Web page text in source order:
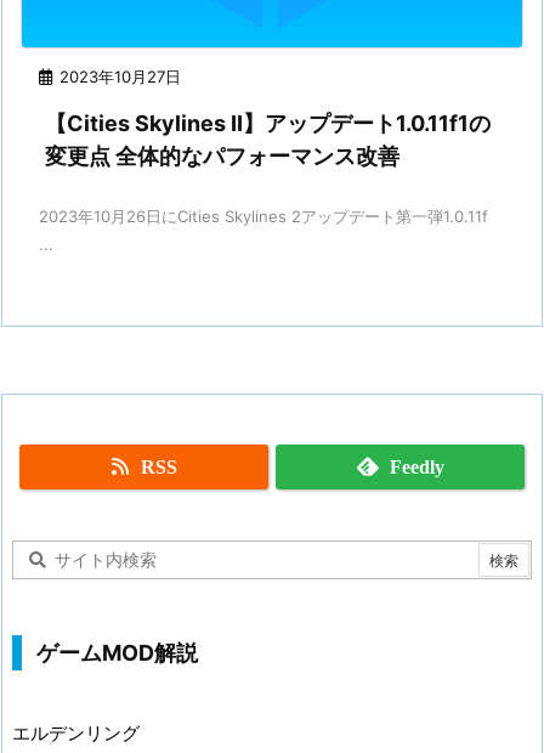
2023年10月27日
【Cities Skylines II】アップデート1.0.11f1の
変更点 全体的なパフォーマンス改善
2023年10月26日にCities Skylines 2アップデート第一弾1.0.11f
...
RSS Feedly
ゲームMOD解説
エルデンリング